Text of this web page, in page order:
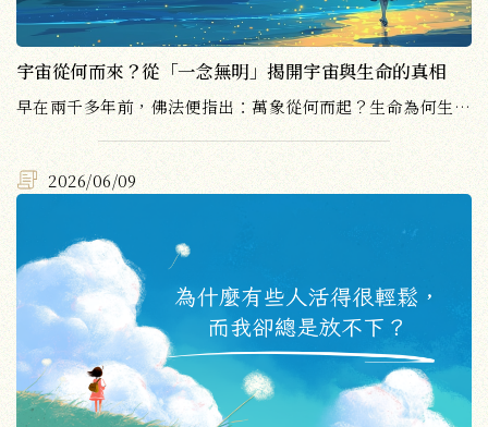
宇宙從何而來？從「一念無明」揭開宇宙與生命的真相
早在兩千多年前，佛法便指出：萬象從何而起？生命為何生生不息、不停流轉？這一切的源頭，都可以追溯到最初生起的那一念——「一念無明」。
2026/06/09